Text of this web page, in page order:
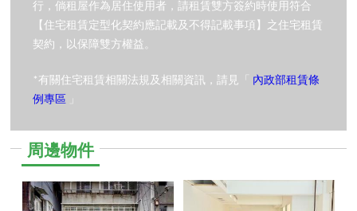
行，倘租屋作為居住使用者，請租賃雙方簽約時使用符合
【住宅租賃定型化契約應記載及不得記載事項】之住宅租賃
契約，以保障雙方權益。
*有關住宅租賃相關法規及相關資訊，請見「 內政部租賃條
例專區 」
周邊物件